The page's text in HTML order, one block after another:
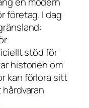
företag. I dag
stöd för
historien om
kan förlora sitt